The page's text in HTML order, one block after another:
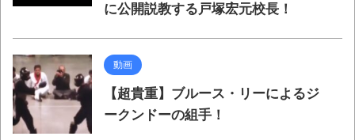
に公開説教する戸塚宏元校長！
動画
【超貴重】ブルース・リーによるジ
ークンドーの組手！